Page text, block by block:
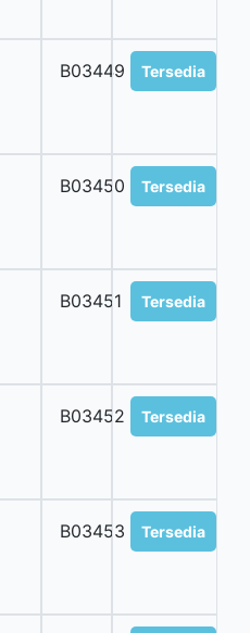
B03449 Tersedia
B03450 Tersedia
B03451 Tersedia
B03452 Tersedia
B03453 Tersedia